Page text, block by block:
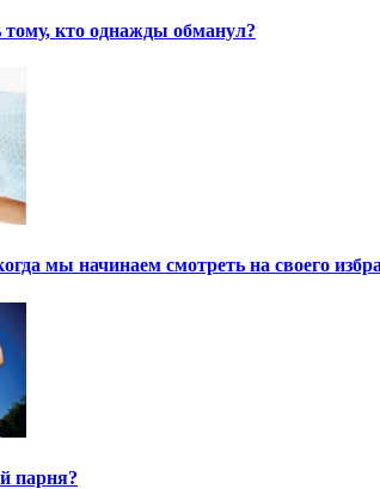
тому, кто однажды обманул?
мы начинаем смотреть на своего
парня?